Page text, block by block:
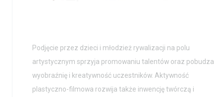
Podjęcie przez dzieci i młodzież rywalizacji na polu
artystycznym sprzyja promowaniu talentów oraz pobudza
wyobraźnię i kreatywność uczestników. Aktywność
plastyczno-filmowa rozwija także inwencję twórczą i